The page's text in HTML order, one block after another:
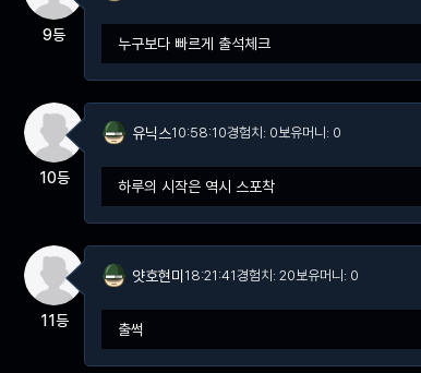
9등 누구보다 빠르게 출석체크
10등
유닉스10:58:10경험치: 0보유머니: 0
하루의 시작은 역시 스포착
11등
얏호현미 18:21:41경험치: 20보유머니: 0
출썩